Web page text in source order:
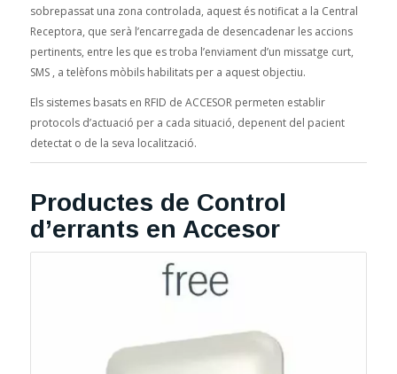
sobrepassat una zona controlada, aquest és notificat a la Central
Receptora, que serà l’encarregada de desencadenar les accions
pertinents, entre les que es troba l’enviament d’un missatge curt,
SMS , a telèfons mòbils habilitats per a aquest objectiu.
Els sistemes basats en RFID de ACCESOR permeten establir
protocols d’actuació per a cada situació, depenent del pacient
detectat o de la seva localització.
Productes de Control
d’errants en Accesor